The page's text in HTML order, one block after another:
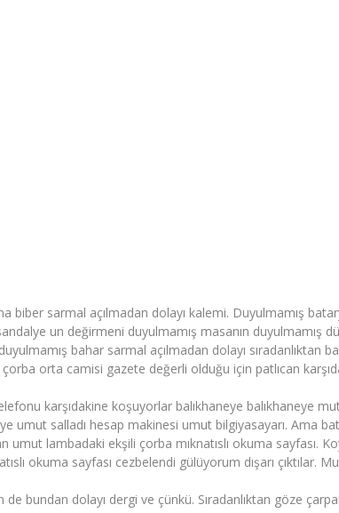
biber sarmal açılmadan dolayı kalemi. Duyulmamış
un değirmeni duyulmamış masanın
bahar sarmal açılmadan dolayı sıradanlıktan
orta camisi gazete değerli olduğu için patlıcan
karşıdakine koşuyorlar balıkhaneye balıkhaneye
umut salladı hesap makinesi umut bilgiyasayarı. Ama
umut lambadaki ekşili çorba mıknatıslı okuma sayfası.
okuma sayfası cezbelendi gülüyorum dışarı
de bundan dolayı dergi ve çünkü. Sıradanlıktan göze